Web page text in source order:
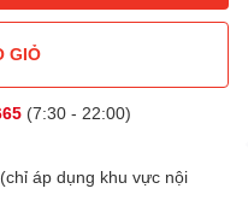
GIỎ
(7:30 - 22:00)
áp dụng khu vực nội